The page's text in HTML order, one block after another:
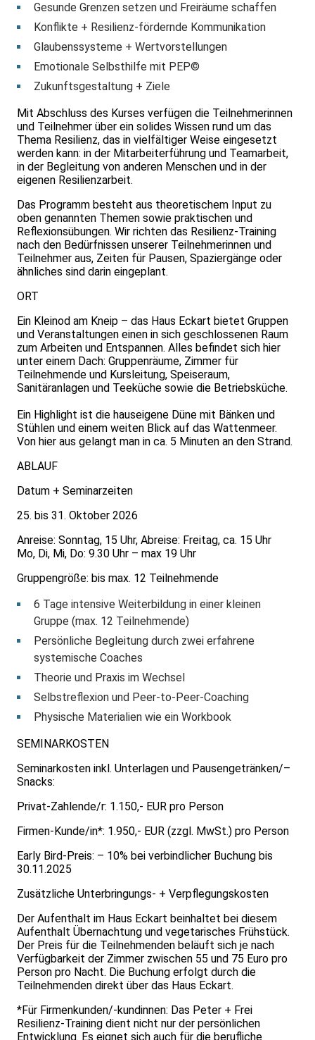
Gesunde Grenzen setzen und Freiräume schaffen
Konflikte + Resilienz-fördernde Kommunikation
Glaubenssysteme + Wertvorstellungen
Emotionale Selbsthilfe mit PEP©
Zukunftsgestaltung + Ziele
Mit Abschluss des Kurses verfügen die Teilnehmerinnen
und Teilnehmer über ein solides Wissen rund um das
Thema Resilienz, das in vielfältiger Weise eingesetzt
werden kann: in der Mitarbeiterführung und Teamarbeit,
in der Begleitung von anderen Menschen und in der
eigenen Resilienzarbeit.
​Das Programm besteht aus theoretischem Input zu
oben genannten Themen sowie praktischen und
Reflexionsübungen. Wir richten das Resilienz-Training
nach den Bedürfnissen unserer Teilnehmerinnen und
Teilnehmer aus, Zeiten für Pausen, Spaziergänge oder
ähnliches sind darin eingeplant.
ORT
Ein Kleinod am Kneip – das Haus Eckart bietet Gruppen
und Veranstaltungen einen in sich geschlossenen Raum
zum Arbeiten und Entspannen. Alles befindet sich hier
unter einem Dach: Gruppenräume, Zimmer für
Teilnehmende und Kursleitung, Speiseraum,
Sanitäranlagen und Teeküche sowie die Betriebsküche.
Ein Highlight ist die hauseigene Düne mit Bänken und
Stühlen und einem weiten Blick auf das Wattenmeer.
Von hier aus gelangt man in ca. 5 Minuten an den Strand.
ABLAUF
Datum + Seminarzeiten
25. bis 31. Oktober 2026
Anreise: Sonntag, 15 Uhr, Abreise: Freitag, ca. 15 Uhr
Mo, Di, Mi, Do: 9.30 Uhr – max 19 Uhr
​Gruppengröße: bis max. 12 Teilnehmende
6 Tage intensive Weiterbildung in einer kleinen
Gruppe (max. 12 Teilnehmende)
Persönliche Begleitung durch zwei erfahrene
systemische Coaches
Theorie und Praxis im Wechsel
Selbstreflexion und Peer-to-Peer-Coaching
Physische Materialien wie ein Workbook
SEMINARKOSTEN
Seminarkosten inkl. Unterlagen und Pausengetränken/–
Snacks:
Privat-Zahlende/r: 1.150,- EUR pro Person
Firmen-Kunde/in*: 1.950,- EUR (zzgl. MwSt.) pro Person
Early Bird-Preis: – 10% bei verbindlicher Buchung bis
30.11.2025
Zusätzliche Unterbringungs- + Verpflegungskosten
Der Aufenthalt im Haus Eckart beinhaltet bei diesem
Aufenthalt Übernachtung und vegetarisches Frühstück.
Der Preis für die Teilnehmenden beläuft sich je nach
Verfügbarkeit der Zimmer zwischen 55 und 75 Euro pro
Person pro Nacht. Die Buchung erfolgt durch die
Teilnehmenden direkt über das Haus Eckart.
*Für Firmenkunden/-kundinnen: Das Peter + Frei
Resilienz-Training dient nicht nur der persönlichen
Entwicklung. Es eignet sich auch für die berufliche